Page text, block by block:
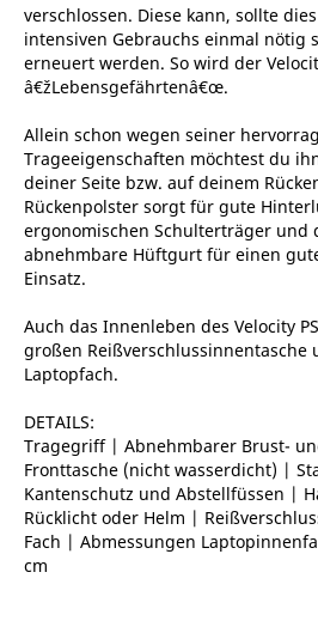
verschlossen. Diese kann, sollte
intensiven Gebrauchs einmal nötig
erneuert werden. So wird der
â€žLebensgefährtenâ€œ.
Allein schon wegen seiner
Trageeigenschaften möchtest du
deiner Seite bzw. auf deinem
Rückenpolster sorgt für gute
ergonomischen Schulterträger und
abnehmbare Hüftgurt für einen
Einsatz.
Auch das Innenleben des Velocity
großen Reißverschlussinnentasche
Laptopfach.
DETAILS:
Tragegriff | Abnehmbarer Brust-
Fronttasche (nicht wasserdicht) |
Kantenschutz und Abstellfüssen |
Rücklicht oder Helm |
Fach | Abmessungen
cm